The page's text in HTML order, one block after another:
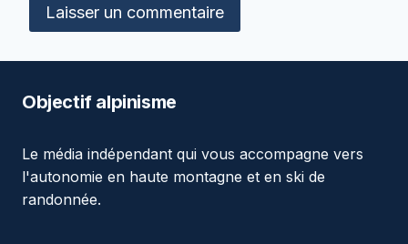
Objectif alpinisme
Le média indépendant qui vous accompagne vers
l'autonomie en haute montagne et en ski de
randonnée.